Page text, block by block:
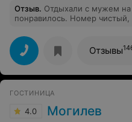
Отзыв. Отдыхали с мужем
понравилось. Номер
Все понравилось. Приедем
Отзывы
ГОСТИНИЦА
4.0 Могилев